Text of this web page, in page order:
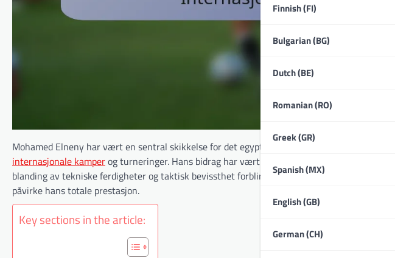
Finnish (FI)
Bulgarian (BG)
Dutch (BE)
Romanian (RO)
Greek (GR)
Spanish (MX)
English (GB)
German (CH)
Mohamed Elneny har vært en sentral skikkelse for det egyptiske landslaget, og har vist sin
internasjonale kamperog turneringer. Hans bidrag har vært betydelige, selv om skader av
blanding av tekniske ferdigheter og taktisk bevissthet forblir Elneny en essensiell ressurs,
påvirke hans totale prestasjon.
Key sections in the article: